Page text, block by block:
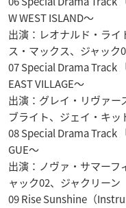
W WEST ISLAND～
出演：レオナルド・ラ
ス・マックス、ジャック
07 Special Drama Track
EAST VILLAGE～
出演：グレイ・リヴァ
ブライト、ジェイ・キッ
08 Special Drama Track
GUE～
出演：ノヴァ・サマーフ
ャック02、ジャクリーン
09 Rise Sunshine（